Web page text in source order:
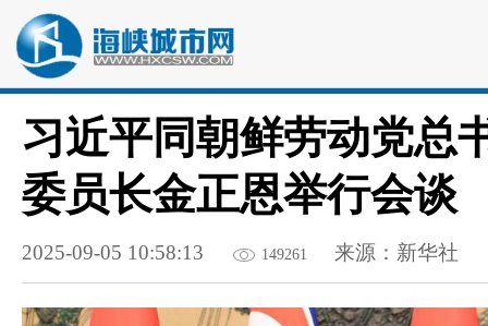
习近平同朝鲜劳动党总
委员长金正恩举行会谈
2025-09-05 10:58:13 149261 来源：新华社